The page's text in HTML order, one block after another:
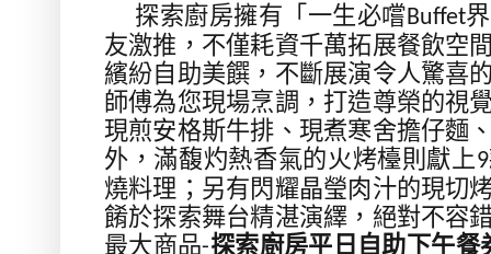
探索廚房擁有「一生必嚐Buffet
友激推，不僅耗資千萬拓展餐飲空
繽紛自助美饌，不斷展演令人驚喜
師傅為您現場烹調，打造尊榮的視
現煎安格斯牛排、現煮寒舍擔仔麵
外，滿馥灼熱香氣的火烤檯則獻上9
燒料理；另有閃耀晶瑩肉汁的現切
餚於探索舞台精湛演繹，絕對不容
最大商品-探索廚房平日自助下午餐